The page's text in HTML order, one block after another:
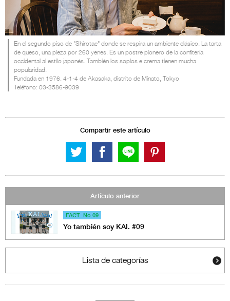
En el segundo piso de "Shirotae" donde se respira un ambiente clásico. La tarta
de queso, una pieza por 260 yenes. Es un postre pionero de la confitería
occidental al estilo japonés. También los soplos e crema tienen mucha
popularidad.
Fundada en 1976. 4-1-4 de Akasaka, distrito de Minato, Tokyo
Teléfono: 03-3586-9039
Compartir este artículo
Artículo anterior
FACT No.09
Yo también soy KAI. #09
Lista de categorías